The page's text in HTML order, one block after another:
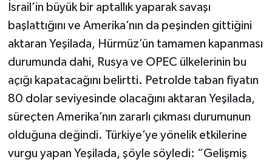
İsrail’in büyük bir aptallık yaparak savaşı
başlattığını ve Amerika’nın da peşinden gittiğini
aktaran Yeşilada, Hürmüz’ün tamamen kapanması
durumunda dahi, Rusya ve OPEC ülkelerinin bu
açığı kapatacağını belirtti. Petrolde taban fiyatın
80 dolar seviyesinde olacağını aktaran Yeşilada,
süreçten Amerika’nın zararlı çıkması durumunun
olduğuna değindi. Türkiye’ye yönelik etkilerine
vurgu yapan Yeşilada, şöyle söyledi: “Gelişmiş